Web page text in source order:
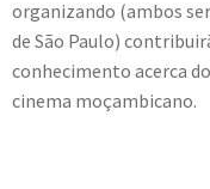
organizando (ambos
de São Paulo)
conhecimento acerca
cinema moçambicano.